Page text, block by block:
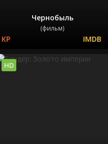
Чернобыль
(фильм)
HD